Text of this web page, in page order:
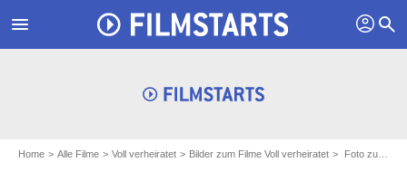
menu profil search
Home Alle Filme Voll verheiratet Bilder zum Filme Voll verheiratet Foto zum Film Voll verheiratet - Bild 10